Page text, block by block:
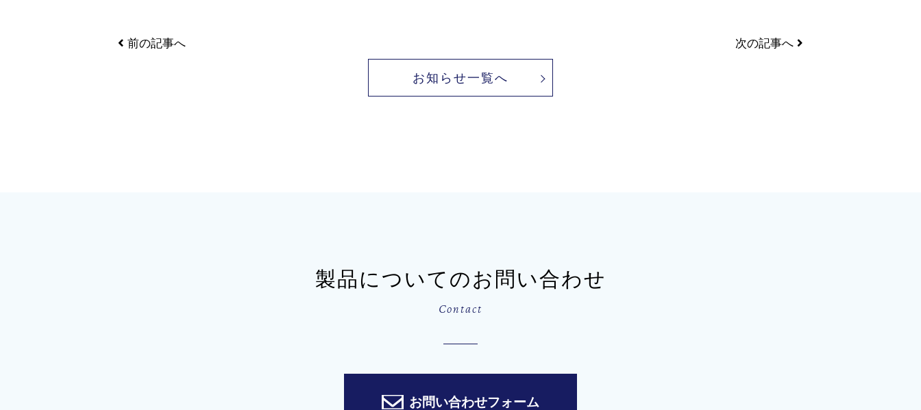
前の記事へ 次の記事へ
お知らせ一覧へ
製品についてのお問い合わせ
Contact
お問い合わせフォーム